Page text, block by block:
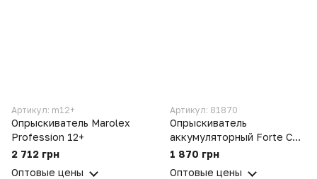
Артикул: m12+
Опрыскиватель Marolex
Profession 12+
2 712 грн
Оптовые цены
Артикул: 81870
Опрыскиватель
аккумуляторный Forte CL-
16A
1 870 грн
Оптовые цены